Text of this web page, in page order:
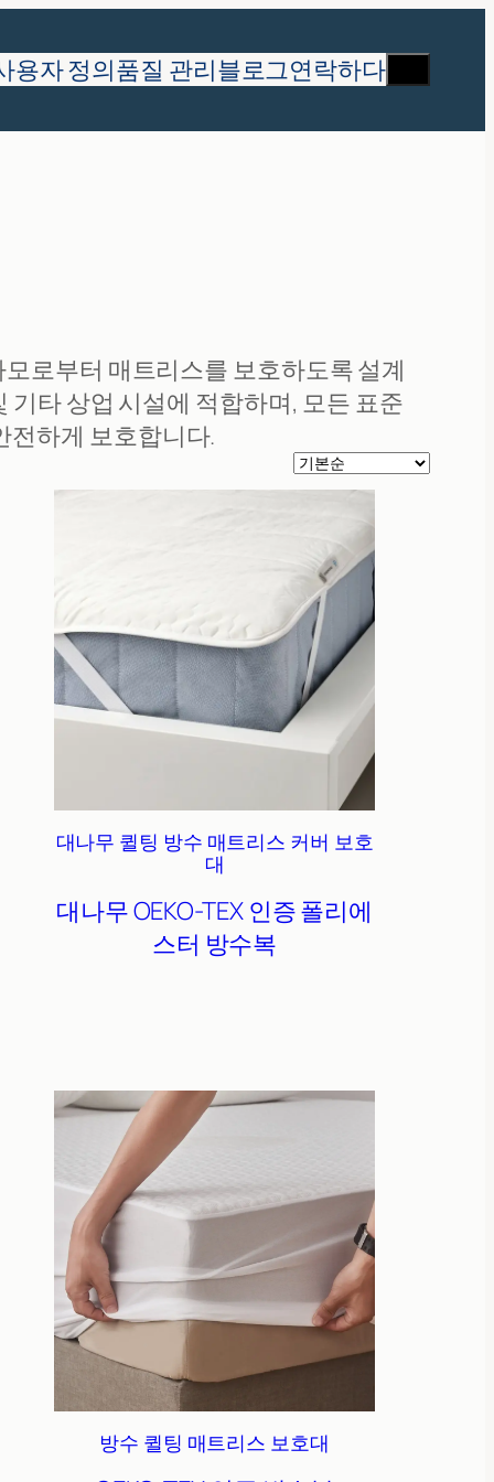
용자 정의품질 관리블로그연락하다찾
로부터 매트리스를 보호하도록 설계
타 상업 시설에 적합하며, 모든 표준
전하게 보호합니다.
대나무 퀼팅 방수 매트리스 커버 보호
대
대나무OEKO-TEX 인증폴리에
스터 방수복
방수 퀼팅 매트리스 보호대